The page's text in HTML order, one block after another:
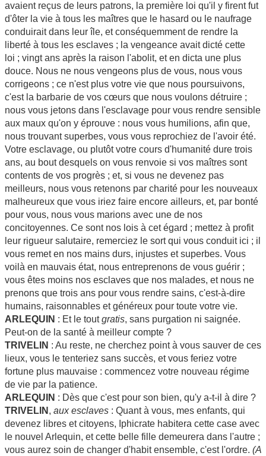
avaient reçus de leurs patrons, la première loi qu'il y firent fut
d'ôter la vie à tous les maîtres que le hasard ou le naufrage
conduirait dans leur île, et conséquemment de rendre la
liberté à tous les esclaves ; la vengeance avait dicté cette
loi ; vingt ans après la raison l'abolit, et en dicta une plus
douce. Nous ne nous vengeons plus de vous, nous vous
corrigeons ; ce n'est plus votre vie que nous poursuivons,
c'est la barbarie de vos cœurs que nous voulons détruire ;
nous vous jetons dans l'esclavage pour vous rendre sensible
aux maux qu'on y éprouve : nous vous humilions, afin que,
nous trouvant superbes, vous vous reprochiez de l'avoir été.
Votre esclavage, ou plutôt votre cours d'humanité dure trois
ans, au bout desquels on vous renvoie si vos maîtres sont
contents de vos progrès ; et, si vous ne devenez pas
meilleurs, nous vous retenons par charité pour les nouveaux
malheureux que vous iriez faire encore ailleurs, et, par bonté
pour vous, nous vous marions avec une de nos
concitoyennes. Ce sont nos lois à cet égard ; mettez à profit
leur rigueur salutaire, remerciez le sort qui vous conduit ici ; il
vous remet en nos mains durs, injustes et superbes. Vous
voilà en mauvais état, nous entreprenons de vous guérir ;
vous êtes moins nos esclaves que nos malades, et nous ne
prenons que trois ans pour vous rendre sains, c'est-à-dire
humains, raisonnables et généreux pour toute votre vie.
ARLEQUIN : Et le toutgratis, sans purgation ni saignée.
Peut-on de la santé à meilleur compte ?
TRIVELIN : Au reste, ne cherchez point à vous sauver de ces
lieux, vous le tenteriez sans succès, et vous feriez votre
fortune plus mauvaise : commencez votre nouveau régime
de vie par la patience.
ARLEQUIN : Dès que c'est pour son bien, qu'y a-t-il à dire ?
TRIVELIN , aux esclaves : Quant à vous, mes enfants, qui
devenez libres et citoyens, Iphicrate habitera cette case avec
le nouvel Arlequin, et cette belle fille demeurera dans l'autre ;
vous aurez soin de changer d'habit ensemble, c'est l'ordre. (A